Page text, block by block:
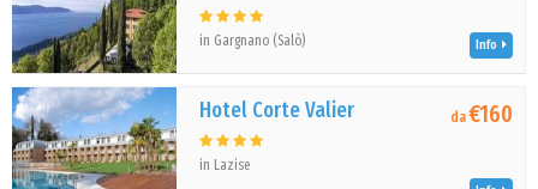
in Gargnano (Salò) Info
Hotel Corte Valier
in Lazise
da€160